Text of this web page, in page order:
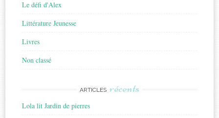
Le défi d'Alex
Littérature Jeunesse
Livres
Non classé
ARTICLES récents
Lola lit Jardin de pierres